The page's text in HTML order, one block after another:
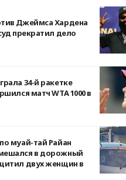
Джеймса Хардена
прекратил дело
34-й ракетке
матч WTA 1000 в
муай-тай Райан
в дорожный
двух женщин в